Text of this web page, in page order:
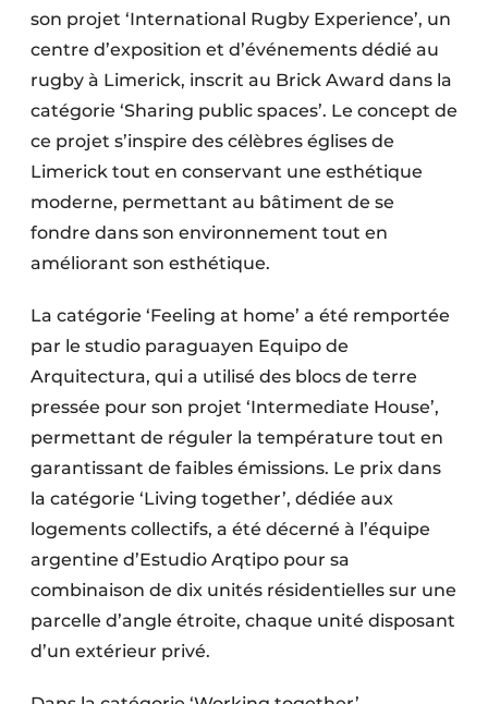
son projet ‘International Rugby Experience’, un
centre d’exposition et d’événements dédié au
rugby à Limerick, inscrit au Brick Award dans la
catégorie ‘Sharing public spaces’. Le concept de
ce projet s’inspire des célèbres églises de
Limerick tout en conservant une esthétique
moderne, permettant au bâtiment de se
fondre dans son environnement tout en
améliorant son esthétique.
La catégorie ‘Feeling at home’ a été remportée
par le studio paraguayen Equipo de
Arquitectura, qui a utilisé des blocs de terre
pressée pour son projet ‘Intermediate House’,
permettant de réguler la température tout en
garantissant de faibles émissions. Le prix dans
la catégorie ‘Living together’, dédiée aux
logements collectifs, a été décerné à l’équipe
argentine d’Estudio Arqtipo pour sa
combinaison de dix unités résidentielles sur une
parcelle d’angle étroite, chaque unité disposant
d’un extérieur privé.